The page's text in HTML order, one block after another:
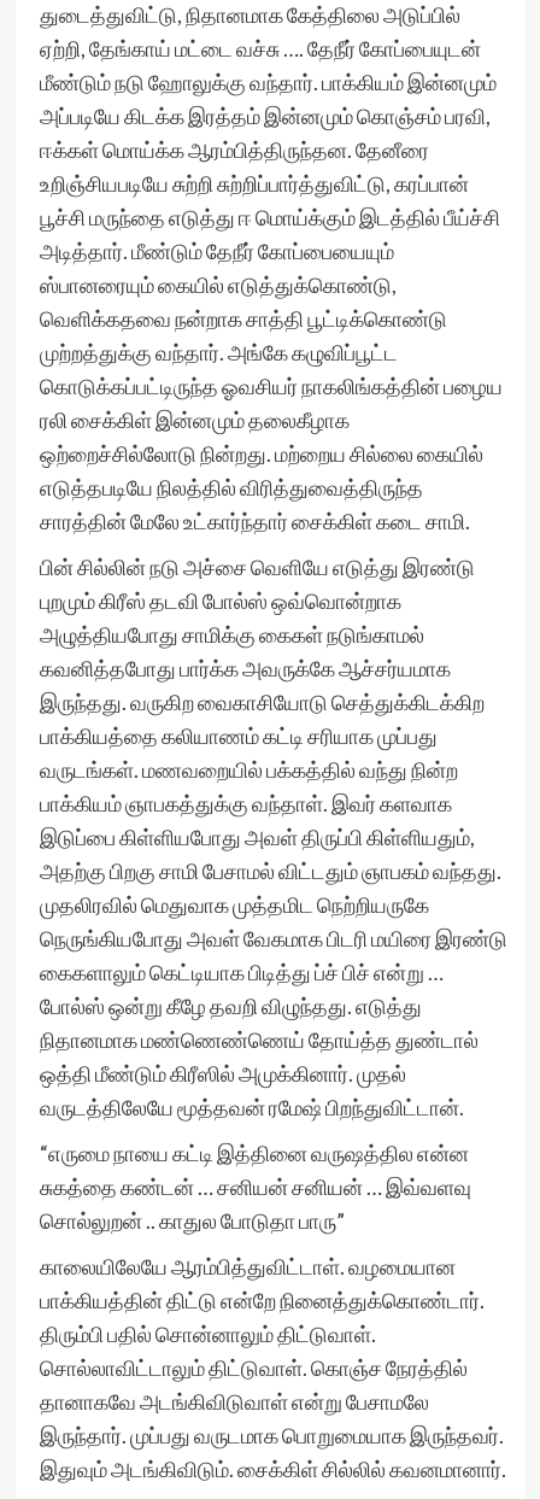
துடைத்துவிட்டு, நிதானமாக கேத்திலை அடுப்பில்
ஏற்றி, தேங்காய் மட்டை வச்சு …. தேநீர் கோப்பையுடன்
மீண்டும் நடு ஹோலுக்கு வந்தார். பாக்கியம் இன்னமும்
அப்படியே கிடக்க இரத்தம் இன்னமும் கொஞ்சம் பரவி,
ஈக்கள் மொய்க்க ஆரம்பித்திருந்தன. தேனீரை
உறிஞ்சியபடியே சுற்றி சுற்றிப்பார்த்துவிட்டு, கரப்பான்
பூச்சி மருந்தை எடுத்து ஈ மொய்க்கும் இடத்தில் பீய்ச்சி
அடித்தார். மீண்டும் தேநீர் கோப்பையையும்
ஸ்பானரையும் கையில் எடுத்துக்கொண்டு,
வெளிக்கதவை நன்றாக சாத்தி பூட்டிக்கொண்டு
முற்றத்துக்கு வந்தார். அங்கே கழுவிப்பூட்ட
கொடுக்கப்பட்டிருந்த ஓவசியர் நாகலிங்கத்தின் பழைய
ரலி சைக்கிள் இன்னமும் தலைகீழாக
ஒற்றைச்சில்லோடு நின்றது. மற்றைய சில்லை கையில்
எடுத்தபடியே நிலத்தில் விரித்துவைத்திருந்த
சாரத்தின் மேலே உட்கார்ந்தார் சைக்கிள் கடை சாமி.
பின் சில்லின் நடு அச்சை வெளியே எடுத்து இரண்டு
புறமும் கிரீஸ் தடவி போல்ஸ் ஒவ்வொன்றாக
அழுத்தியபோது சாமிக்கு கைகள் நடுங்காமல்
கவனித்தபோது பார்க்க அவருக்கே ஆச்சர்யமாக
இருந்தது. வருகிற வைகாசியோடு செத்துக்கிடக்கிற
பாக்கியத்தை கலியாணம் கட்டி சரியாக முப்பது
வருடங்கள். மணவறையில் பக்கத்தில் வந்து நின்ற
பாக்கியம் ஞாபகத்துக்கு வந்தாள். இவர் களவாக
இடுப்பை கிள்ளியபோது அவள் திருப்பி கிள்ளியதும்,
அதற்கு பிறகு சாமி பேசாமல் விட்டதும் ஞாபகம் வந்தது.
முதலிரவில் மெதுவாக முத்தமிட நெற்றியருகே
நெருங்கியபோது அவள் வேகமாக பிடரி மயிரை இரண்டு
கைகளாலும் கெட்டியாக பிடித்து ப்ச் பிச் என்று …
போல்ஸ் ஒன்று கீழே தவறி விழுந்தது. எடுத்து
நிதானமாக மண்ணெண்ணெய் தோய்த்த துண்டால்
ஒத்தி மீண்டும் கிரீஸில் அமுக்கினார். முதல்
வருடத்திலேயே மூத்தவன் ரமேஷ் பிறந்துவிட்டான்.
“எருமை நாயை கட்டி இத்தினை வருஷத்தில என்ன
சுகத்தை கண்டன் … சனியன் சனியன் … இவ்வளவு
சொல்லுறன் .. காதுல போடுதா பாரு”
காலையிலேயே ஆரம்பித்துவிட்டாள். வழமையான
பாக்கியத்தின் திட்டு என்றே நினைத்துக்கொண்டார்.
திரும்பி பதில் சொன்னாலும் திட்டுவாள்.
சொல்லாவிட்டாலும் திட்டுவாள். கொஞ்ச நேரத்தில்
தானாகவே அடங்கிவிடுவாள் என்று பேசாமலே
இருந்தார். முப்பது வருடமாக பொறுமையாக இருந்தவர்.
இதுவும் அடங்கிவிடும். சைக்கிள் சில்லில் கவனமானார்.